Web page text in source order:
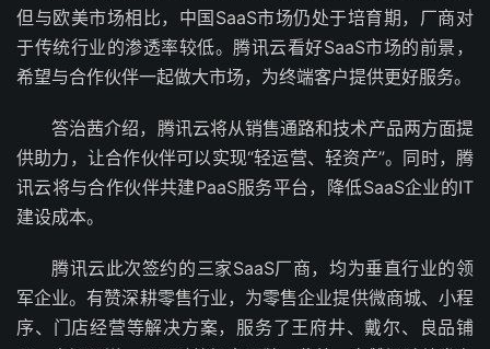
但与欧美市场相比，中国SaaS市场仍处于培育期，厂商对
于传统行业的渗透率较低。腾讯云看好SaaS市场的前景，
希望与合作伙伴一起做大市场，为终端客户提供更好服务。
答治茜介绍，腾讯云将从销售通路和技术产品两方面提
供助力，让合作伙伴可以实现“轻运营、轻资产”。同时，腾
讯云将与合作伙伴共建PaaS服务平台，降低SaaS企业的IT
建设成本。
腾讯云此次签约的三家SaaS厂商，均为垂直行业的领
军企业。有赞深耕零售行业，为零售企业提供微商城、小程
序、门店经营等解决方案，服务了王府井、戴尔、良品铺